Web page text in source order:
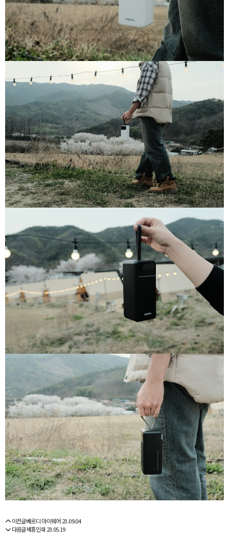
이전글베르디 아이웨어 23.09.04
다음글세흥인쇄 23.05.19